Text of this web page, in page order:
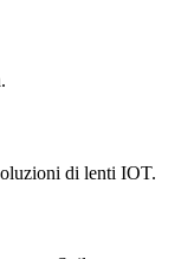
di lenti IOT.